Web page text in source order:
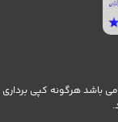
باشد هرگونه کپی برداری